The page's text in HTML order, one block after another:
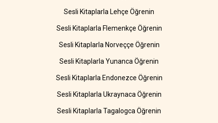
Sesli Kitaplarla Lehçe Öğrenin
Sesli Kitaplarla Flemenkçe Öğrenin
Sesli Kitaplarla Norveççe Öğrenin
Sesli Kitaplarla Yunanca Öğrenin
Sesli Kitaplarla Endonezce Öğrenin
Sesli Kitaplarla Ukraynaca Öğrenin
Sesli Kitaplarla Tagalogca Öğrenin